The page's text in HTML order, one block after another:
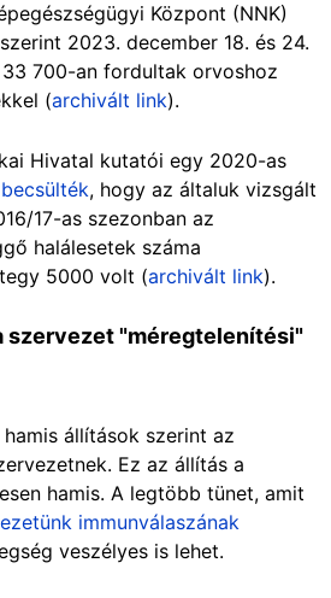
Központ (NNK)
szerint 2023. december 18. és 24.
700-an fordultak orvoshoz
(archivált link).
Hivatal kutatói egy 2020-as
, hogy az általuk vizsgált
17-as szezonban az
halálesetek száma
5000 volt (archivált link).
szervezet "méregtelenítési"
állítások szerint az
Ez az állítás a
hamis. A legtöbb tünet, amit
immunválaszának
veszélyes is lehet.